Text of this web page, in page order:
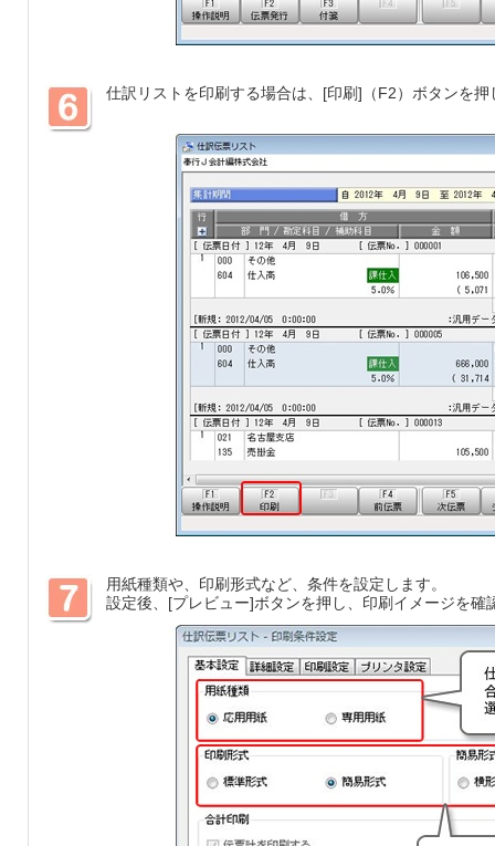
仕訳リストを印刷する場合は、[印刷]（F2）ボタンを押
用紙種類や、印刷形式など、条件を設定します。
設定後、[プレビュー]ボタンを押し、印刷イメージを確